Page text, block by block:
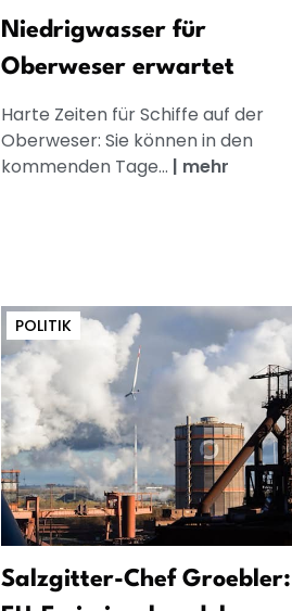
Niedrigwasser für
Oberweser erwartet
Harte Zeiten für Schiffe auf der
Oberweser: Sie können in den
kommenden Tage... | mehr
POLITIK
Salzgitter-Chef Groebler: